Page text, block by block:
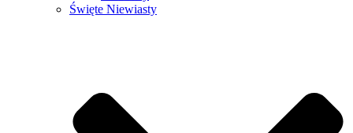
Święte Niewiasty